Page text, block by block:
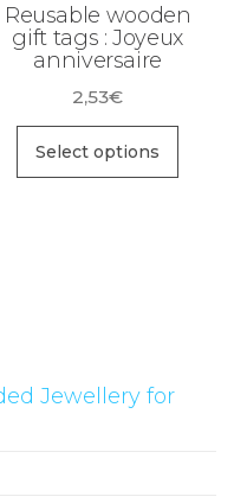
Reusable wooden
gift tags : Joyeux
anniversaire
2,53€
Select options
Jewellery for